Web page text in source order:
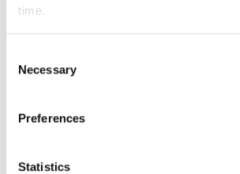
time.
Selection
Necessary
Preferences
Statistics
teleoperaattoreiden 4G- ja 5G-
Junamatkustajille tarkoitettu,
VR-wifi